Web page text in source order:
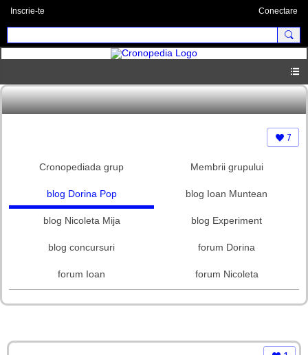
Inscrie-te Conectare
7
Cronopediada grup Membrii grupului
blog Dorina Pop blog Ioan Muntean
blog Nicoleta Mija blog Experiment
blog concursuri forum Dorina
forum Ioan forum Nicoleta